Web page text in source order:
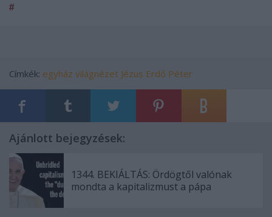
#
Címkék: egyház világnézet Jézus Erdő Péter
Ajánlott bejegyzések:
1344. BEKIÁLTÁS: Ördögtől valónak
mondta a kapitalizmust a pápa